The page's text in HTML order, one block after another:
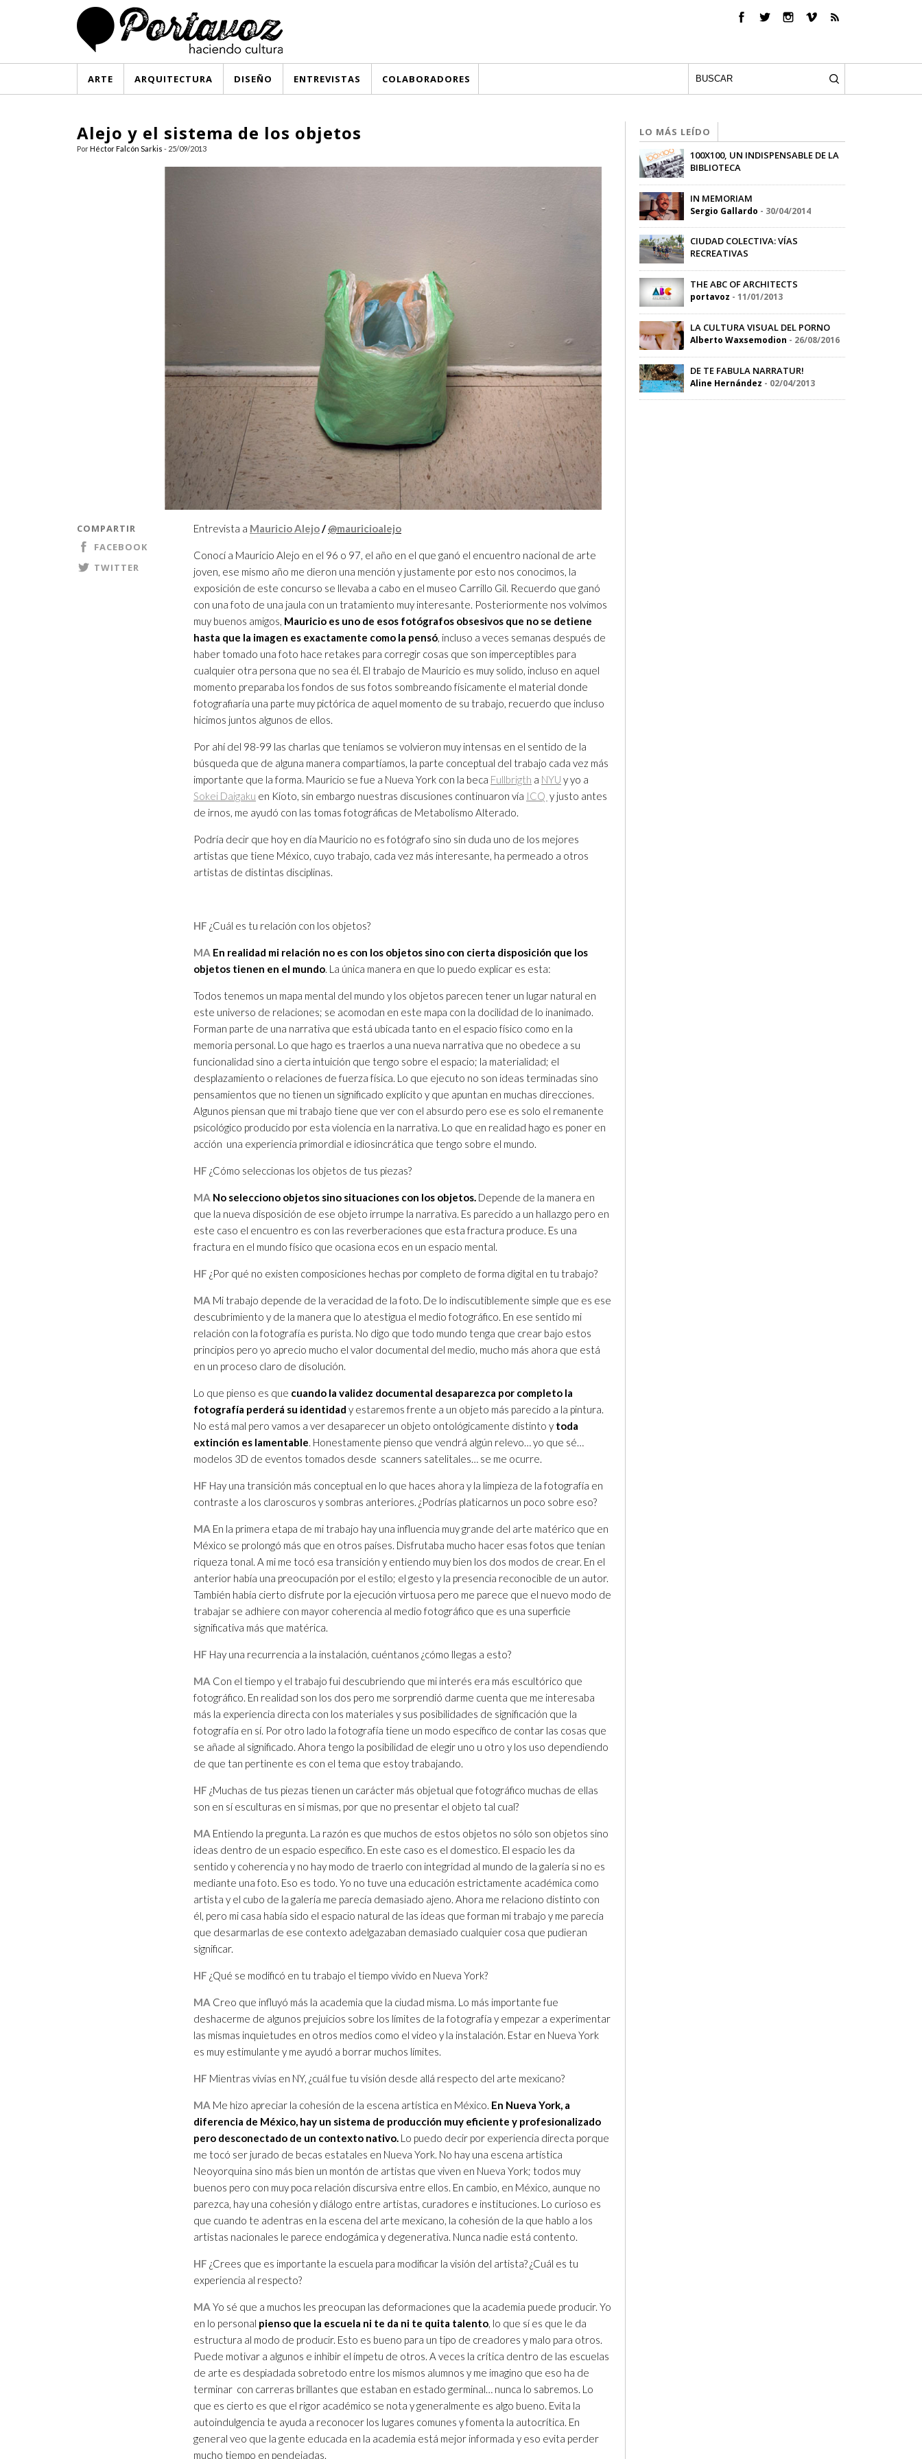
ARTE ARQUITECTURA DISEÑO ENTREVISTAS COLABORADORES
Alejo y el sistema de los objetos
PorHéctor Falcón Sarkis - 25/09/2013
COMPARTIR
FACEBOOK
TWITTER
Entrevista a Mauricio Alejo/@mauricioalejo
Conocí a Mauricio Alejo en el 96 o 97, el año en el que ganó el encuentro nacional de arte
joven, ese mismo año me dieron una mención y justamente por esto nos conocimos, la
exposición de este concurso se llevaba a cabo en el museo Carrillo Gil. Recuerdo que ganó
con una foto de una jaula con un tratamiento muy interesante. Posteriormente nos volvimos
muy buenos amigos, Mauricio es uno de esos fotógrafos obsesivos que no se detiene
hasta que la imagen es exactamente como la pensó, incluso a veces semanas después de
haber tomado una foto hace retakes para corregir cosas que son imperceptibles para
cualquier otra persona que no sea él. El trabajo de Mauricio es muy solido, incluso en aquel
momento preparaba los fondos de sus fotos sombreando físicamente el material donde
fotografiaría una parte muy pictórica de aquel momento de su trabajo, recuerdo que incluso
hicimos juntos algunos de ellos.
Por ahí del 98-99 las charlas que teníamos se volvieron muy intensas en el sentido de la
búsqueda que de alguna manera compartíamos, la parte conceptual del trabajo cada vez más
importante que la forma. Mauricio se fue a Nueva York con la beca Fullbrigth a NYU y yo a
Sokei Daigaku en Kioto, sin embargo nuestras discusiones continuaron vía ICQ y justo antes
de irnos, me ayudó con las tomas fotográficas de Metabolismo Alterado.
Podría decir que hoy en día Mauricio no es fotógrafo sino sin duda uno de los mejores
artistas que tiene México, cuyo trabajo, cada vez más interesante, ha permeado a otros
artistas de distintas disciplinas.
HF ¿Cuál es tu relación con los objetos?
MA En realidad mi relación no es con los objetos sino con cierta disposición que los
objetos tienen en el mundo. La única manera en que lo puedo explicar es esta:
Todos tenemos un mapa mental del mundo y los objetos parecen tener un lugar natural en
este universo de relaciones; se acomodan en este mapa con la docilidad de lo inanimado.
Forman parte de una narrativa que está ubicada tanto en el espacio físico como en la
memoria personal. Lo que hago es traerlos a una nueva narrativa que no obedece a su
funcionalidad sino a cierta intuición que tengo sobre el espacio; la materialidad; el
desplazamiento o relaciones de fuerza física. Lo que ejecuto no son ideas terminadas sino
pensamientos que no tienen un significado explícito y que apuntan en muchas direcciones.
Algunos piensan que mi trabajo tiene que ver con el absurdo pero ese es solo el remanente
psicológico producido por esta violencia en la narrativa. Lo que en realidad hago es poner en
acción una experiencia primordial e idiosincrática que tengo sobre el mundo.
HF ¿Cómo seleccionas los objetos de tus piezas?
MA No selecciono objetos sino situaciones con los objetos. Depende de la manera en
que la nueva disposición de ese objeto irrumpe la narrativa. Es parecido a un hallazgo pero en
este caso el encuentro es con las reverberaciones que esta fractura produce. Es una
fractura en el mundo físico que ocasiona ecos en un espacio mental.
HF ¿Por qué no existen composiciones hechas por completo de forma digital en tu trabajo?
MA Mi trabajo depende de la veracidad de la foto. De lo indiscutiblemente simple que es ese
descubrimiento y de la manera que lo atestigua el medio fotográfico. En ese sentido mi
relación con la fotografía es purista. No digo que todo mundo tenga que crear bajo estos
principios pero yo aprecio mucho el valor documental del medio, mucho más ahora que está
en un proceso claro de disolución.
Lo que pienso es que cuando la validez documental desaparezca por completo la
fotografía perderá su identidad y estaremos frente a un objeto más parecido a la pintura.
No está mal pero vamos a ver desaparecer un objeto ontológicamente distinto y toda
extinción es lamentable. Honestamente pienso que vendrá algún relevo… yo que sé…
modelos 3D de eventos tomados desde scanners satelitales… se me ocurre.
HF Hay una transición más conceptual en lo que haces ahora y la limpieza de la fotografía en
contraste a los claroscuros y sombras anteriores. ¿Podrías platicarnos un poco sobre eso?
MA En la primera etapa de mi trabajo hay una influencia muy grande del arte matérico que en
México se prolongó más que en otros países. Disfrutaba mucho hacer esas fotos que tenían
riqueza tonal. A mi me tocó esa transición y entiendo muy bien los dos modos de crear. En el
anterior había una preocupación por el estilo; el gesto y la presencia reconocible de un autor.
También había cierto disfrute por la ejecución virtuosa pero me parece que el nuevo modo de
trabajar se adhiere con mayor coherencia al medio fotográfico que es una superficie
significativa más que matérica.
HF Hay una recurrencia a la instalación, cuéntanos ¿cómo llegas a esto?
MA Con el tiempo y el trabajo fui descubriendo que mi interés era más escultórico que
fotográfico. En realidad son los dos pero me sorprendió darme cuenta que me interesaba
más la experiencia directa con los materiales y sus posibilidades de significación que la
fotografía en sí. Por otro lado la fotografía tiene un modo específico de contar las cosas que
se añade al significado. Ahora tengo la posibilidad de elegir uno u otro y los uso dependiendo
de que tan pertinente es con el tema que estoy trabajando.
HF ¿Muchas de tus piezas tienen un carácter más objetual que fotográfico muchas de ellas
son en sí esculturas en si mismas, por que no presentar el objeto tal cual?
MA Entiendo la pregunta. La razón es que muchos de estos objetos no sólo son objetos sino
ideas dentro de un espacio específico. En este caso es el domestico. El espacio les da
sentido y coherencia y no hay modo de traerlo con integridad al mundo de la galería si no es
mediante una foto. Eso es todo. Yo no tuve una educación estrictamente académica como
artista y el cubo de la galería me parecía demasiado ajeno. Ahora me relaciono distinto con
él, pero mi casa había sido el espacio natural de las ideas que forman mi trabajo y me parecía
que desarmarlas de ese contexto adelgazaban demasiado cualquier cosa que pudieran
significar.
HF ¿Qué se modificó en tu trabajo el tiempo vivido en Nueva York?
MA Creo que influyó más la academia que la ciudad misma. Lo más importante fue
deshacerme de algunos prejuicios sobre los límites de la fotografía y empezar a experimentar
las mismas inquietudes en otros medios como el video y la instalación. Estar en Nueva York
es muy estimulante y me ayudó a borrar muchos límites.
HF Mientras vivías en NY, ¿cuál fue tu visión desde allá respecto del arte mexicano?
MA Me hizo apreciar la cohesión de la escena artística en México. En Nueva York, a
diferencia de México, hay un sistema de producción muy eficiente y profesionalizado
pero desconectado de un contexto nativo. Lo puedo decir por experiencia directa porque
me tocó ser jurado de becas estatales en Nueva York. No hay una escena artística
Neoyorquina sino más bien un montón de artistas que viven en Nueva York; todos muy
buenos pero con muy poca relación discursiva entre ellos. En cambio, en México, aunque no
parezca, hay una cohesión y diálogo entre artistas, curadores e instituciones. Lo curioso es
que cuando te adentras en la escena del arte mexicano, la cohesión de la que hablo a los
artistas nacionales le parece endogámica y degenerativa. Nunca nadie está contento.
HF ¿Crees que es importante la escuela para modificar la visión del artista? ¿Cuál es tu
experiencia al respecto?
MA Yo sé que a muchos les preocupan las deformaciones que la academia puede producir. Yo
en lo personal pienso que la escuela ni te da ni te quita talento, lo que sí es que le da
estructura al modo de producir. Esto es bueno para un tipo de creadores y malo para otros.
Puede motivar a algunos e inhibir el ímpetu de otros. A veces la crítica dentro de las escuelas
de arte es despiadada sobretodo entre los mismos alumnos y me imagino que eso ha de
terminar con carreras brillantes que estaban en estado germinal… nunca lo sabremos. Lo
que es cierto es que el rigor académico se nota y generalmente es algo bueno. Evita la
autoindulgencia te ayuda a reconocer los lugares comunes y fomenta la autocrítica. En
general veo que la gente educada en la academia está mejor informada y eso evita perder
mucho tiempo en pendejadas.
LO MÁS LEÍDO
100X100, UN INDISPENSABLE DE LA
BIBLIOTECA
IN MEMORIAM
Sergio Gallardo - 30/04/2014
CIUDAD COLECTIVA: VÍAS
RECREATIVAS
THE ABC OF ARCHITECTS
portavoz - 11/01/2013
LA CULTURA VISUAL DEL PORNO
Alberto Waxsemodion - 26/08/2016
DE TE FABULA NARRATUR!
Aline Hernández - 02/04/2013